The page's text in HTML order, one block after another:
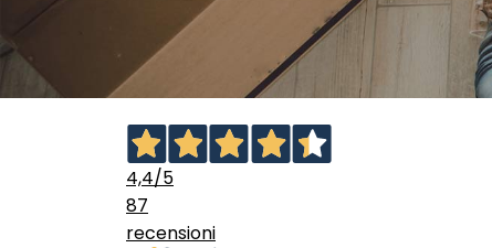
4,4/5
87
recensioni